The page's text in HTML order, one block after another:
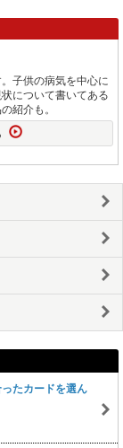
子供の病気を中心に
について書いてある
紹介も。
たカードを選ん